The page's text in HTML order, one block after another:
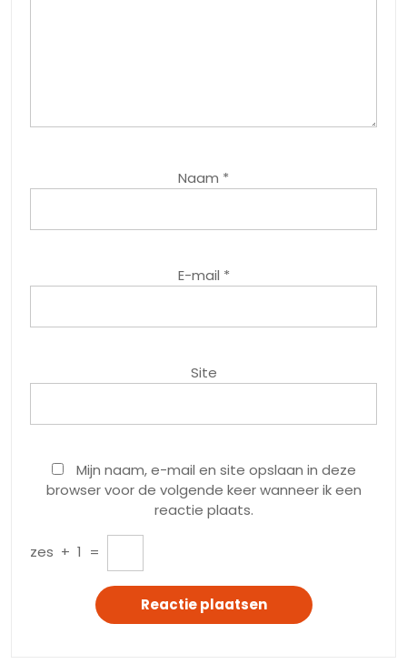
Naam *
E-mail *
Site
Mijn naam, e-mail en site opslaan in deze
browser voor de volgende keer wanneer ik een
reactie plaats.
zes + 1 =